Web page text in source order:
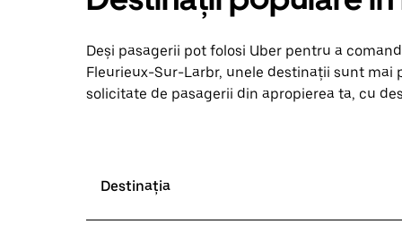
Deși pasagerii pot folosi Uber pentru a
Fleurieux-Sur-Larbr, unele destinații sunt mai
solicitate de pasagerii din apropierea ta, cu
Destinația